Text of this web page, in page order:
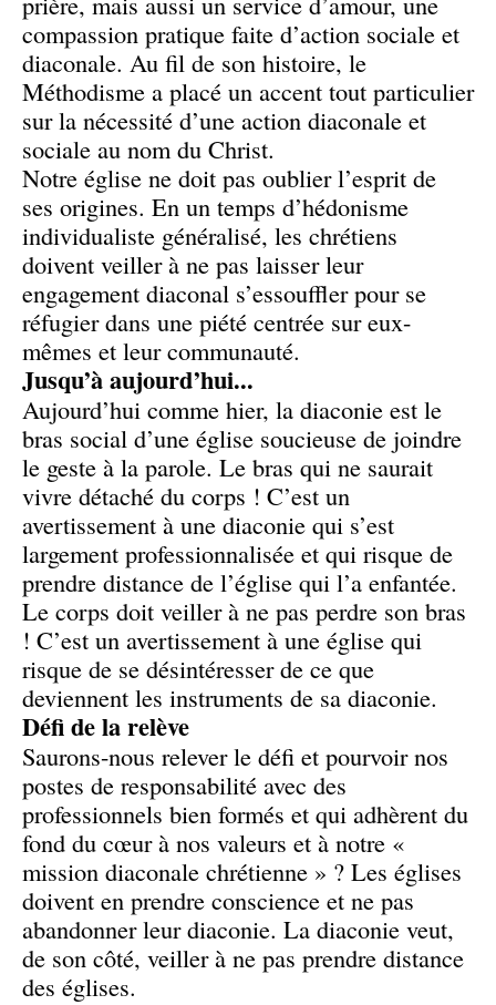
compassion pratique faite d’action sociale et
diaconale. Au fil de son histoire, le
Méthodisme a placé un accent tout particulier
sur la nécessité d’une action diaconale et
sociale au nom du Christ.
Notre église ne doit pas oublier l’esprit de
ses origines. En un temps d’hédonisme
individualiste généralisé, les chrétiens
doivent veiller à ne pas laisser leur
engagement diaconal s’essouffler pour se
réfugier dans une piété centrée sur eux-
mêmes et leur communauté.
Jusqu’à aujourd’hui...
Aujourd’hui comme hier, la diaconie est le
bras social d’une église soucieuse de joindre
le geste à la parole. Le bras qui ne saurait
vivre détaché du corps ! C’est un
avertissement à une diaconie qui s’est
largement professionnalisée et qui risque de
prendre distance de l’église qui l’a enfantée.
Le corps doit veiller à ne pas perdre son bras
! C’est un avertissement à une église qui
risque de se désintéresser de ce que
deviennent les instruments de sa diaconie.
Défi de la relève
Saurons-nous relever le défi et pourvoir nos
postes de responsabilité avec des
professionnels bien formés et qui adhèrent du
fond du cœur à nos valeurs et à notre «
mission diaconale chrétienne » ? Les églises
doivent en prendre conscience et ne pas
abandonner leur diaconie. La diaconie veut,
de son côté, veiller à ne pas prendre distance
des églises.